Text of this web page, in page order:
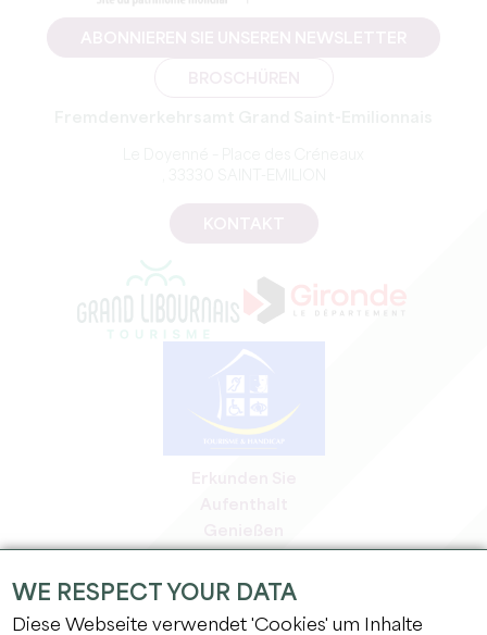
Profi-Bereich
WE RESPECT YOUR DATA
Diese Webseite verwendet 'Cookies' um Inhalte